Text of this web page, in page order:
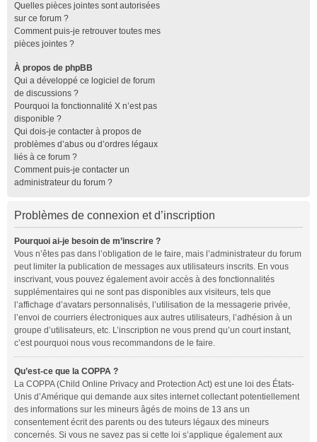
Quelles pièces jointes sont autorisées
sur ce forum ?
Comment puis-je retrouver toutes mes
pièces jointes ?
À propos de phpBB
Qui a développé ce logiciel de forum
de discussions ?
Pourquoi la fonctionnalité X n’est pas
disponible ?
Qui dois-je contacter à propos de
problèmes d’abus ou d’ordres légaux
liés à ce forum ?
Comment puis-je contacter un
administrateur du forum ?
Problèmes de connexion et d’inscription
Pourquoi ai-je besoin de m’inscrire ?
Vous n’êtes pas dans l’obligation de le faire, mais l’administrateur du forum
peut limiter la publication de messages aux utilisateurs inscrits. En vous
inscrivant, vous pouvez également avoir accès à des fonctionnalités
supplémentaires qui ne sont pas disponibles aux visiteurs, tels que
l’affichage d’avatars personnalisés, l’utilisation de la messagerie privée,
l’envoi de courriers électroniques aux autres utilisateurs, l’adhésion à un
groupe d’utilisateurs, etc. L’inscription ne vous prend qu’un court instant,
c’est pourquoi nous vous recommandons de le faire.
Qu’est-ce que la COPPA ?
La COPPA (Child Online Privacy and Protection Act) est une loi des États-
Unis d’Amérique qui demande aux sites internet collectant potentiellement
des informations sur les mineurs âgés de moins de 13 ans un
consentement écrit des parents ou des tuteurs légaux des mineurs
concernés. Si vous ne savez pas si cette loi s’applique également aux